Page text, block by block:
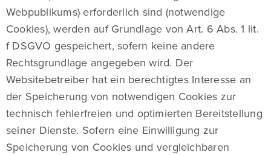
Webpublikums) erforderlich sind (notwendige
Cookies), werden auf Grundlage von Art. 6 Abs. 1 lit.
f DSGVO gespeichert, sofern keine andere
Rechtsgrundlage angegeben wird. Der
Websitebetreiber hat ein berechtigtes Interesse an
der Speicherung von notwendigen Cookies zur
technisch fehlerfreien und optimierten Bereitstellung
seiner Dienste. Sofern eine Einwilligung zur
Speicherung von Cookies und vergleichbaren